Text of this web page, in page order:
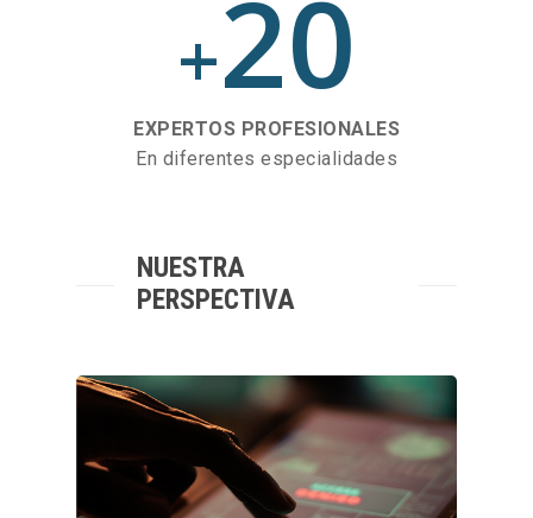
+20
EXPERTOS PROFESIONALES
En diferentes especialidades
NUESTRA
PERSPECTIVA